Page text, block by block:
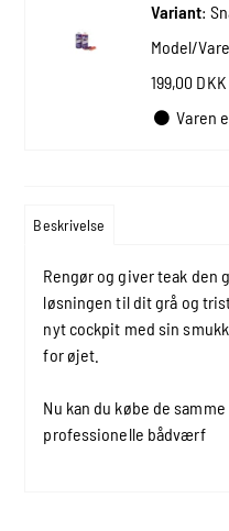
Variant:
Model/
199,00 DKK
Varen
Beskrivelse
Rengør og giver teak den
løsningen til dit grå og
nyt cockpit med sin
for øjet.
Nu kan du købe de
professionelle bådværf